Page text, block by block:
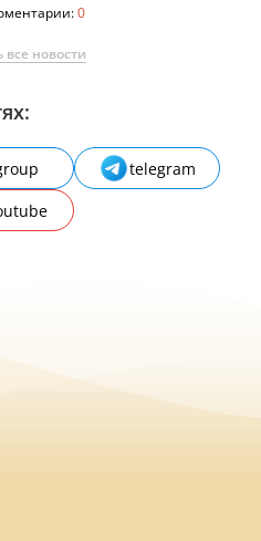
0
все новости
telegram